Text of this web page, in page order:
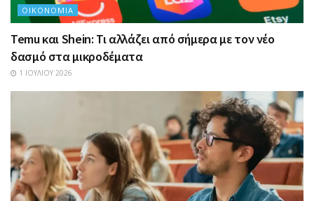
ΟΙΚΟΝΟΜΊΑ
Temu και Shein: Τι αλλάζει από σήμερα με τον νέο
δασμό στα μικροδέματα
1 ΙΟΥΛΊΟΥ 2026